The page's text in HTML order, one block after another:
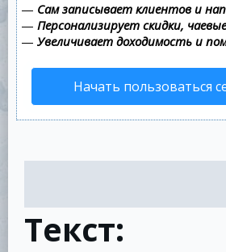
— Сам записывает клиентов и
— Персонализирует скидки,
— Увеличивает доходимость и
Начать пользоваться
Текст: